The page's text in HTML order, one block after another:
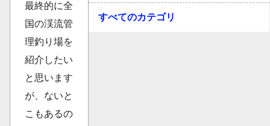
最終的に全
国の渓流管
理釣り場を
紹介したい
と思います
が、ないと
こもあるの
すべてのカテゴリ